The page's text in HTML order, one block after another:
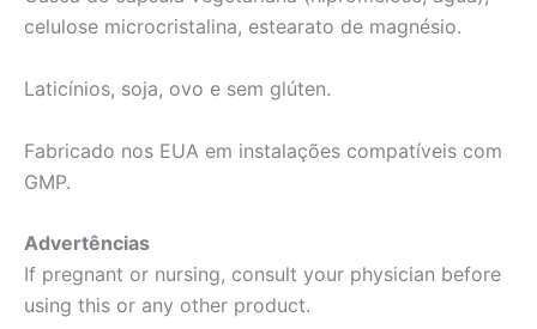
celulose microcristalina, estearato de magnésio.
Laticínios, soja, ovo e sem glúten.
Fabricado nos EUA em instalações compatíveis com
GMP.
Advertências
If pregnant or nursing, consult your physician before
using this or any other product.